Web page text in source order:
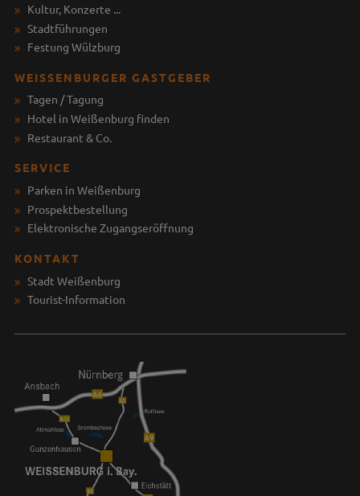
Kultur, Konzerte ...
Stadtführungen
Festung Wülzburg
WEISSENBURGER GASTGEBER
Tagen / Tagung
Hotel in Weißenburg finden
Restaurant & Co.
SERVICE
Parken in Weißenburg
Prospektbestellung
Elektronische Zugangseröffnung
KONTAKT
Stadt Weißenburg
Tourist-Information